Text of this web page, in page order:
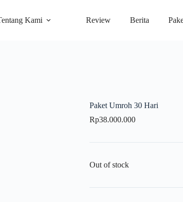
Kami Review Berita
Paket Umroh 30 Hari
Rp38.000.000
Out of stock